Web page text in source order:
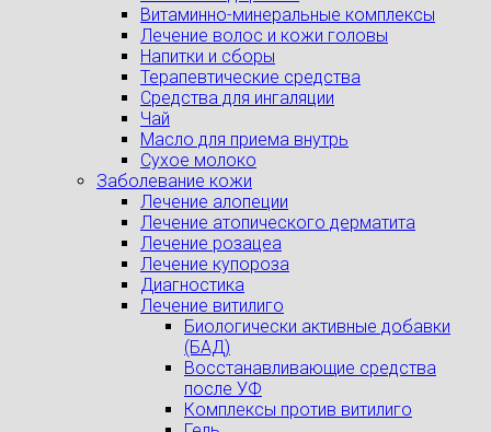
Витаминно-минеральные комплексы
Лечение волос и кожи головы
Напитки и сборы
Терапевтические средства
Средства для ингаляции
Чай
Масло для приема внутрь
Сухое молоко
Заболевание кожи
Лечение алопеции
Лечение атопического дерматита
Лечение розацеа
Лечение купороза
Диагностика
Лечение витилиго
Биологически активные добавки
(БАД)
Восстанавливающие средства
после УФ
Комплексы против витилиго